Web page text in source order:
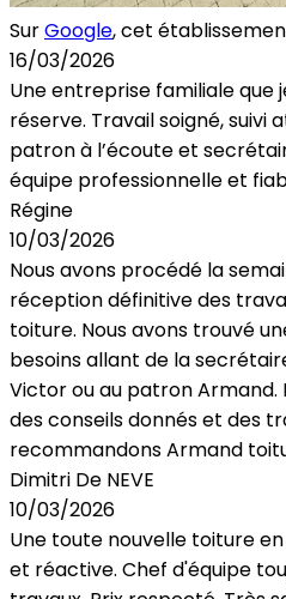
SurGoogle, cet
16/03/2026
Une entreprise familiale que
réserve. Travail soigné, suivi
patron à l’écoute et
équipe professionnelle et
Régine
10/03/2026
Nous avons procédé la
réception définitive des
toiture. Nous avons trouvé
besoins allant de la
Victor ou au patron
des conseils donnés et des
recommandons Armand
Dimitri De NEVE
10/03/2026
Une toute nouvelle toiture en
et réactive. Chef d'équipe